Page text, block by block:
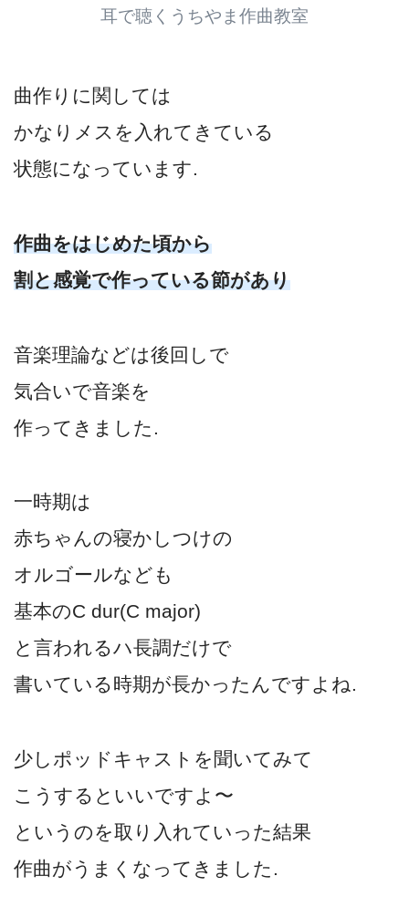
耳で聴くうちやま作曲教室
曲作りに関しては
かなりメスを入れてきている
状態になっています.
作曲をはじめた頃から
割と感覚で作っている節があり
音楽理論などは後回しで
気合いで音楽を
作ってきました.
一時期は
赤ちゃんの寝かしつけの
オルゴールなども
基本のC dur(C major)
と言われるハ長調だけで
書いている時期が長かったんですよね.
少しポッドキャストを聞いてみて
こうするといいですよ〜
というのを取り入れていった結果
作曲がうまくなってきました.